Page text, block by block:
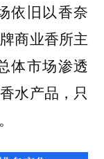
依旧以香奈
商业香所主
体市场渗透
水产品，只